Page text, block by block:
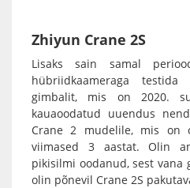
Zhiyun Crane 2S
Lisaks sain samal
hübriidkaameraga
gimbalit, mis on 2020.
kauaoodatud uuendus
Crane 2 mudelile, mis on
viimased 3 aastat. Olin
pikisilmi oodanud, sest vana
olin põnevil Crane 2S